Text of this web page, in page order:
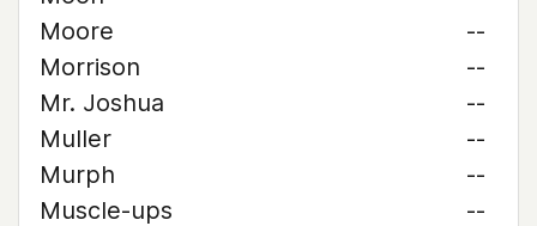
Moore
--
Morrison
--
Mr. Joshua
--
Muller
--
Murph
--
Muscle-ups
--